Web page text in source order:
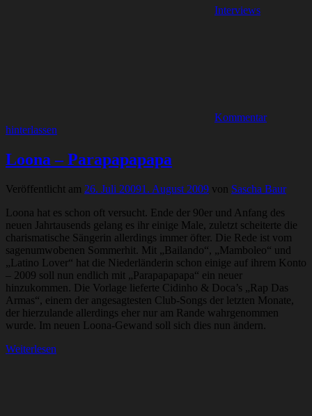
Interviews
Kommentar
hinterlassen
Loona – Parapapapapa
Veröffentlicht am 26. Juli 20091. August 2009 von Sascha Baur
Loona hat es schon oft versucht. Ende der 90er und Anfang des
neuen Jahrtausends gelang es ihr einige Male, zuletzt scheiterte die
charismatische Sängerin allerdings immer öfter. Die Rede ist vom
sagenumwobenen Sommerhit. Mit „Bailando“, „Mamboleo“ und
„Latino Lover“ hat die Niederländerin schon einige auf ihrem Konto
– 2009 soll nun endlich mit „Parapapapapa“ ein neuer
hinzukommen. Die Vorlage lieferte Cidinho & Doca’s „Rap Das
Armas“, einem der angesagtesten Club-Songs der letzten Monate,
der hierzulande allerdings eher nur am Rande wahrgenommen
wurde. Im neuen Loona-Gewand soll sich dies nun ändern.
Weiterlesen